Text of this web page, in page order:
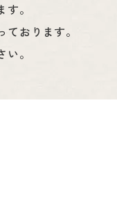
。
おります。
。